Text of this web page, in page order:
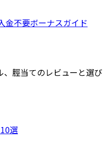
金不要ボーナスガイド
脛当てのレビューと選び
選